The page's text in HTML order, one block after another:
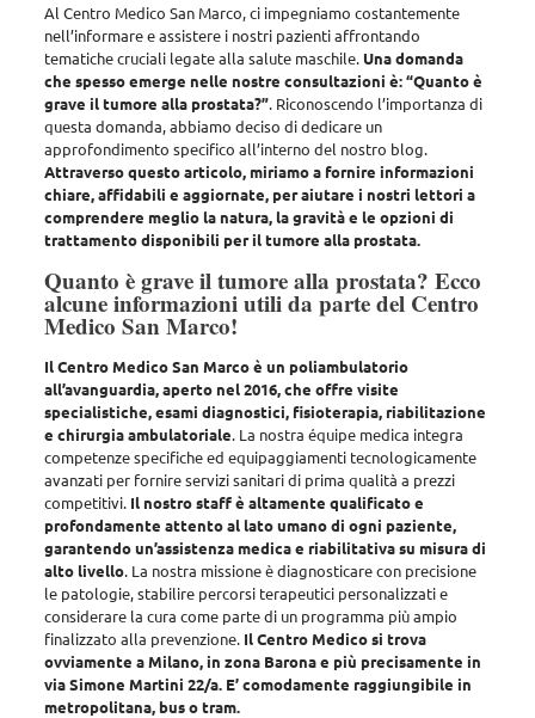
Al Centro Medico San Marco, ci impegniamo costantemente
nell’informare e assistere i nostri pazienti affrontando
tematiche cruciali legate alla salute maschile. Una domanda
che spesso emerge nelle nostre consultazioni è: “Quanto è
grave il tumore alla prostata?”. Riconoscendo l’importanza di
questa domanda, abbiamo deciso di dedicare un
approfondimento specifico all’interno del nostro blog.
Attraverso questo articolo, miriamo a fornire informazioni
chiare, affidabili e aggiornate, per aiutare i nostri lettori a
comprendere meglio la natura, la gravità e le opzioni di
trattamento disponibili per il tumore alla prostata.
Quanto è grave il tumore alla prostata? Ecco
alcune informazioni utili da parte del Centro
Medico San Marco!
Il Centro Medico San Marco è un poliambulatorio
all’avanguardia, aperto nel 2016, che offre visite
specialistiche, esami diagnostici, fisioterapia, riabilitazione
e chirurgia ambulatoriale. La nostra équipe medica integra
competenze specifiche ed equipaggiamenti tecnologicamente
avanzati per fornire servizi sanitari di prima qualità a prezzi
competitivi. Il nostro staff è altamente qualificato e
profondamente attento al lato umano di ogni paziente,
garantendo un’assistenza medica e riabilitativa su misura di
alto livello. La nostra missione è diagnosticare con precisione
le patologie, stabilire percorsi terapeutici personalizzati e
considerare la cura come parte di un programma più ampio
finalizzato alla prevenzione. Il Centro Medico si trova
ovviamente a Milano, in zona Barona e più precisamente in
via Simone Martini 22/a. E’ comodamente raggiungibile in
metropolitana, bus o tram.